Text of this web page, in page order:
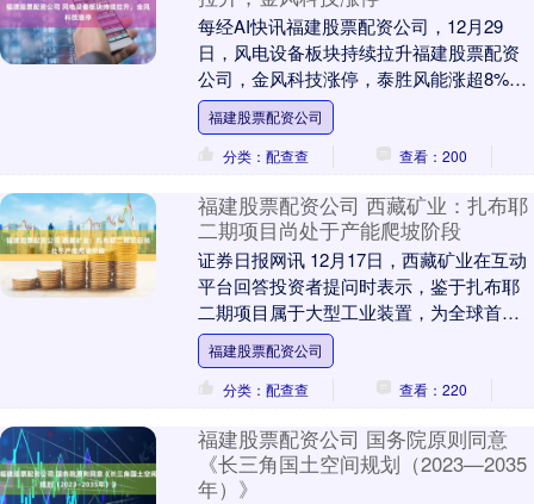
每经AI快讯福建股票配资公司，12月29
日，风电设备板块持续拉升福建股票配资
公司，金风科技涨停，泰胜风能涨超8%，
双一科技、振江股份、明阳智能、大金重
工跟涨。....
福建股票配资公司
分类：配查查
查看：200
福建股票配资公司 西藏矿业：扎布耶
二期项目尚处于产能爬坡阶段
证券日报网讯 12月17日，西藏矿业在互动
平台回答投资者提问时表示，鉴于扎布耶
二期项目属于大型工业装置，为全球首套
采用“膜分离+MVR”工艺的盐湖提锂工程，
虽然....
福建股票配资公司
分类：配查查
查看：220
福建股票配资公司 国务院原则同意
《长三角国土空间规划（2023—2035
年）》